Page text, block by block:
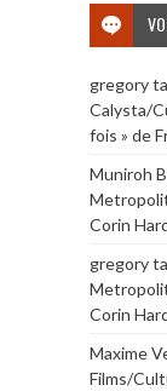
gregory
Calysta/
fois » de
Muniroh
Corin
gregory
Corin
Maxime
Films/